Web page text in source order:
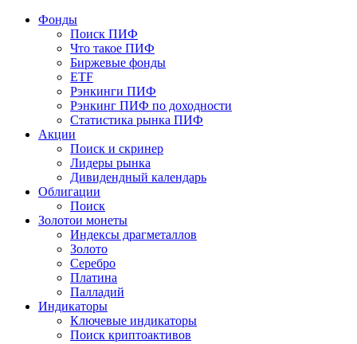
Фонды
Поиск ПИФ
Что такое ПИФ
Биржевые фонды
ETF
Рэнкинги ПИФ
Рэнкинг ПИФ по доходности
Статистика рынка ПИФ
Акции
Поиск и скринер
Лидеры рынка
Дивидендный календарь
Облигации
Поиск
Золотои монеты
Индексы драгметаллов
Золото
Серебро
Платина
Палладий
Индикаторы
Ключевые индикаторы
Поиск криптоактивов